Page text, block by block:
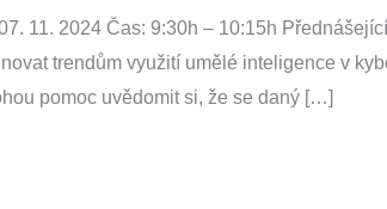
11. 2024 Čas: 9:30h – 10:15h
trendům využití umělé inteligence v
pomoc uvědomit si, že se daný […]